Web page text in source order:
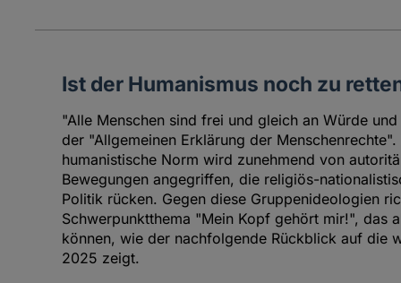
Ist der Humanismus noch zu
"Alle Menschen sind frei und gleich an Würde
der "Allgemeinen Erklärung der
humanistische Norm wird zunehmend von
Bewegungen angegriffen, die religiös-
Politik rücken. Gegen diese Gruppenideologien
Schwerpunktthema "Mein Kopf gehört mir!", das
können, wie der nachfolgende Rückblick auf die
2025 zeigt.